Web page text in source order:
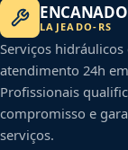
LAJEADO- RS
Serviços
atendimento 24h em
Profissionais
compromisso e
serviços.